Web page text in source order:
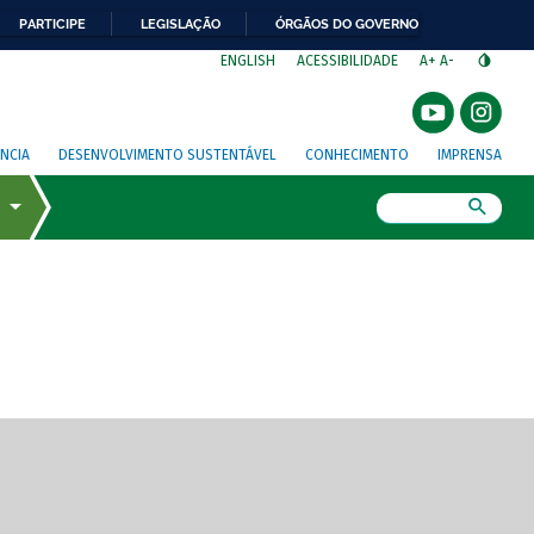
PARTICIPE LEGISLAÇÃO ÓRGÃOS DO GOVERNO
ENGLISH ACESSIBILIDADE A+ A-
DESENVOLVIMENTO SUSTENTÁVEL CONHECIMENTO IMPRENSA
de tela